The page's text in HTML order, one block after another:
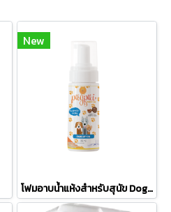
New
โฟมอาบน้ำแห้งสำหรับสุนัข Dog Foam